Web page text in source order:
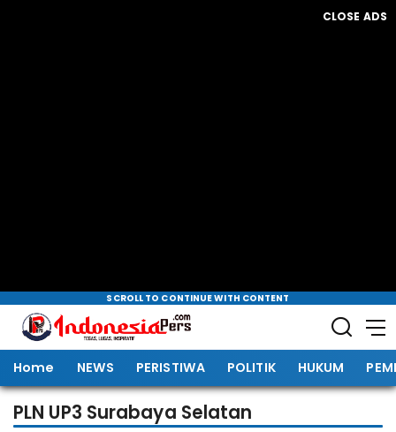
CLOSE ADS
SCROLL TO CONTINUE WITH CONTENT
Home NEWS PERISTIWA POLITIK HUKUM
PLN UP3 Surabaya Selatan